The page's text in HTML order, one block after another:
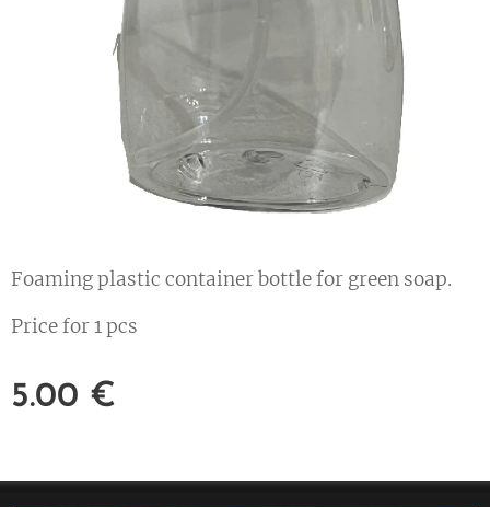
Foaming plastic container bottle for green soap.
Price for 1 pcs
5.00 €